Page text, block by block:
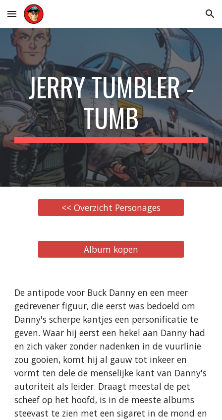
Skip to main content Skip to navigation
JERRY TUMBLER -
TUMB
<< Overzicht Personages
Album kopen
De antipode voor Buck Danny en een meer
gedrevener figuur, die eerst was bedoeld om
Danny's scherpe kantjes een personificatie te
geven. Waar hij eerst een hekel aan Danny had
en zich vaker zonder nadenken in de vuurlinie
zou gooien, komt hij al gauw tot inkeer en
vormt ten dele de menselijke kant van Danny's
autoriteit als leider. Draagt meestal de pet
scheef op het hoofd, is in de meeste albums
steevast te zien met een sigaret in de mond en